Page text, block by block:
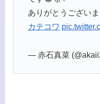
ありがとうござい
カテコワ
— 赤石真菜